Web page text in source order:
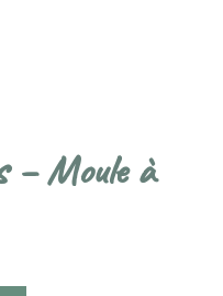
Moule à